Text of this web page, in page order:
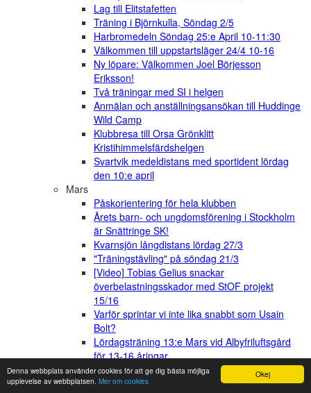
Okej
Denna webbplats använder cookies för att ge dig bästa möjliga
upplevelse av webbplatsen. Mer om cookies
Lag till Elitstafetten
Träning i Björnkulla, Söndag 2/5
Harbromedeln Söndag 25:e April 10-11:30
Välkommen till uppstartsläger 24/4 10-16
Ny löpare: Välkommen Joel Börjesson
Eriksson!
Två träningar med SI i helgen
Anmälan och anställningsansökan till Huddinge
Wild Camp
Klubbresa till Orsa Grönklitt
Kristihimmelsfärdshelgen
Svartvik medeldistans med sportident lördag
den 10:e april
Mars
Påskorientering för hela klubben
Årets barn- och ungdomsförening i Stockholm
är Snättringe SK!
Kvarnsjön långdistans lördag 27/3
"Träningstävling" på söndag 21/3
[Video] Tobias Gelius snackar
överbelastningsskador med StOF projekt
15/16
Varför sprintar vi inte lika snabbt som Usain
Bolt?
Lördagsträning 13:e Mars vid Albyfriluftsgård
för 13-16 åringar
Möjlighet att träna även för Vuxenmotion
Februari